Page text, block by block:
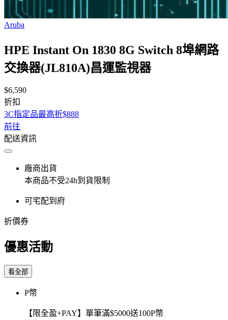
Aruba
HPE Instant On 1830 8G Switch 8埠網路
交換器(JL810A)昌運監視器
$6,590
折扣
3C指定品最高折$888
前往
配送資訊
廠商出貨
本商品不受24h到貨限制
可宅配到府
折價券
優惠活動
看全部
P幣
【限全盈+PAY】單筆滿$5000送100P幣